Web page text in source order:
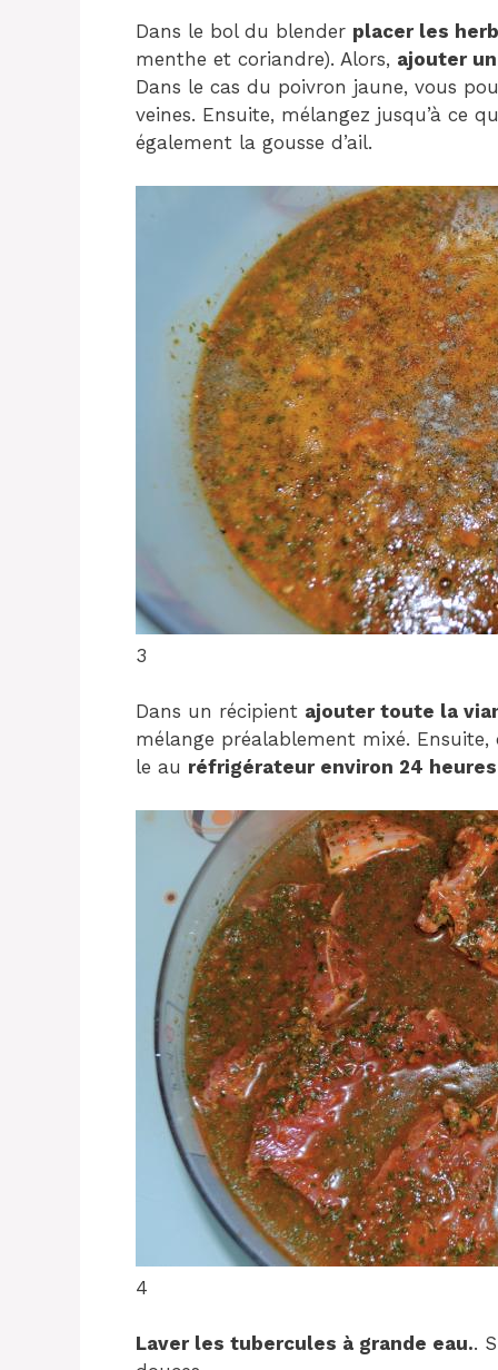
Dans le bol du blender placer les
menthe et coriandre). Alors, ajouter
Dans le cas du poivron jaune, vous
veines. Ensuite, mélangez jusqu’à ce
également la gousse d’ail.
3
Dans un récipient ajouter toute la
mélange préalablement mixé.
le au réfrigérateur environ 24 heures
4
Laver les tubercules à grande eau..